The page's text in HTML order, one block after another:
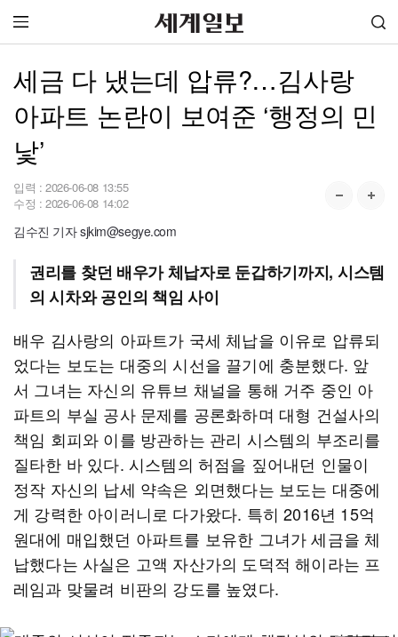
세금 다 냈는데 압류?…김사랑
아파트 논란이 보여준 ‘행정의 민
낯’
입력 : 2026-06-08 13:55
수정 : 2026-06-08 14:02
김수진 기자 sjkim@segye.com
권리를 찾던 배우가 체납자로 둔갑하기까지, 시스템
의 시차와 공인의 책임 사이
배우 김사랑의 아파트가 국세 체납을 이유로 압류되
었다는 보도는 대중의 시선을 끌기에 충분했다. 앞
서 그녀는 자신의 유튜브 채널을 통해 거주 중인 아
파트의 부실 공사 문제를 공론화하며 대형 건설사의
책임 회피와 이를 방관하는 관리 시스템의 부조리를
질타한 바 있다. 시스템의 허점을 짚어내던 인물이
정작 자신의 납세 약속은 외면했다는 보도는 대중에
게 강력한 아이러니로 다가왔다. 특히 2016년 15억
원대에 매입했던 아파트를 보유한 그녀가 세금을 체
납했다는 사실은 고액 자산가의 도덕적 해이라는 프
레임과 맞물려 비판의 강도를 높였다.